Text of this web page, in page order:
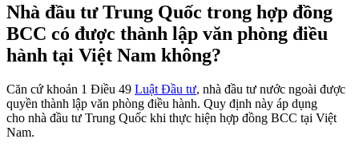
Nhà đầu tư Trung Quốc trong hợp đồng
BCC có được thành lập văn phòng điều
hành tại Việt Nam không?
Căn cứ khoản 1 Điều 49 Luật Đầu tư, nhà đầu tư nước ngoài được
quyền thành lập văn phòng điều hành. Quy định này áp dụng
cho nhà đầu tư Trung Quốc khi thực hiện hợp đồng BCC tại Việt
Nam.